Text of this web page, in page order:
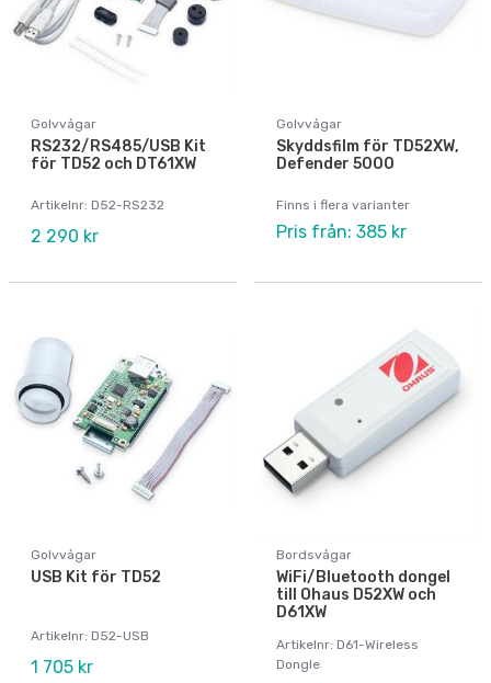
Golvvågar
RS232/RS485/USB Kit
för TD52 och DT61XW
Artikelnr: D52-RS232
2 290 kr
Golvvågar
Skyddsfilm för TD52XW,
Defender 5000
Finns i flera varianter
Pris från: 385 kr
Golvvågar
USB Kit för TD52
Artikelnr: D52-USB
1 705 kr
Bordsvågar
WiFi/Bluetooth dongel
till Ohaus D52XW och
D61XW
Artikelnr: D61-Wireless
Dongle